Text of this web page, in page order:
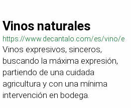
Vinos naturales
https://www.decantalo.com/es/vino/
Vinos expresivos, sinceros,
buscando la máxima expresión,
partiendo de una cuidada
agricultura y con una mínima
intervención en bodega.